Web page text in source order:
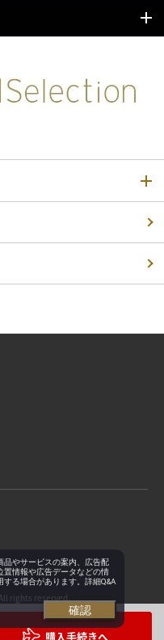
購入手続きへ
rights reserved.
品やサービスの案内、広告配
置情報や広告データなどの情
る場合があります。詳細Q&A
確認